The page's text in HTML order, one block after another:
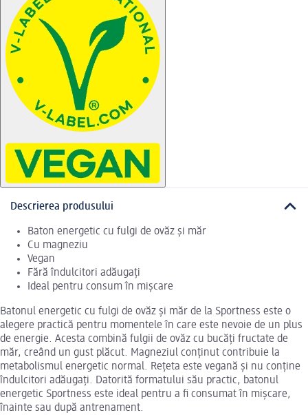
Descrierea produsului
Baton energetic cu fulgi de ovăz și măr
Cu magneziu
Vegan
Fără îndulcitori adăugați
Ideal pentru consum în mișcare
Batonul energetic cu fulgi de ovăz și măr de la Sportness este o
alegere practică pentru momentele în care este nevoie de un plus
de energie. Acesta combină fulgii de ovăz cu bucăți fructate de
măr, creând un gust plăcut. Magneziul conținut contribuie la
metabolismul energetic normal. Rețeta este vegană și nu conține
îndulcitori adăugați. Datorită formatului său practic, batonul
energetic Sportness este ideal pentru a fi consumat în mișcare,
înainte sau după antrenament.